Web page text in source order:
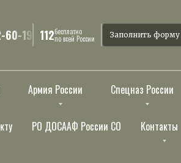
60-19 112бесплатно
по всей России Заполнить форму
Армия России Спецназ России
РО ДОСААФ России СО Контакты